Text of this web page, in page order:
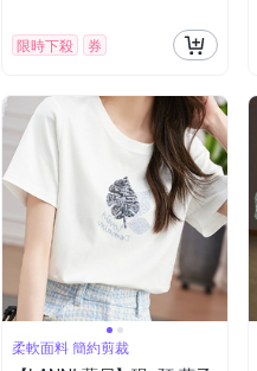
限時下殺 券
柔軟面料 簡約剪裁